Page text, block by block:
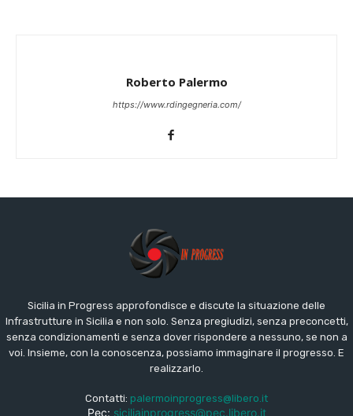
Roberto Palermo
https://www.rdingegneria.com/
Sicilia in Progress approfondisce e discute la situazione delle
Infrastrutture in Sicilia e non solo. Senza pregiudizi, senza preconcetti,
senza condizionamenti e senza dover rispondere a nessuno, se non a
voi. Insieme, con la conoscenza, possiamo immaginare il progresso. E
realizzarlo.
Contatti: palermoinprogress@libero.it
Pec: siciliainprogress@pec.libero.it